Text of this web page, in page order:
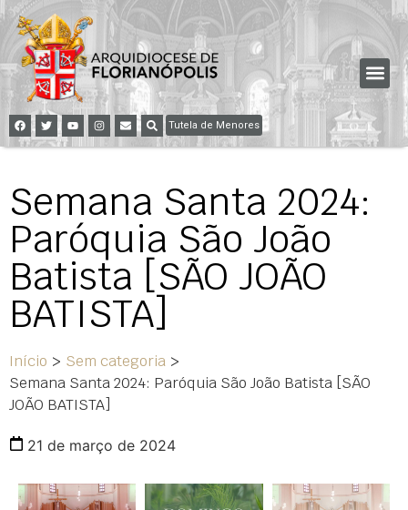
Tutela de Menores
Semana Santa 2024:
Paróquia São João
Batista [SÃO JOÃO
BATISTA]
Início > Sem categoria >
Semana Santa 2024: Paróquia São João Batista [SÃO
JOÃO BATISTA]
21 de março de 2024